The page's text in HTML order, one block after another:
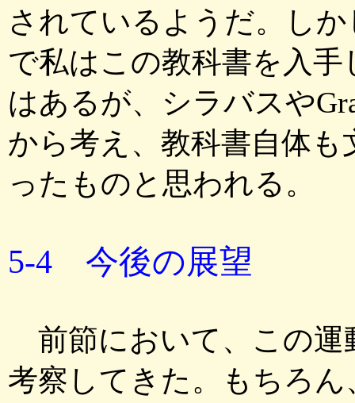
されているようだ。し
で私はこの教科書を入
はあるが、シラバスや
から考え、教科書自体
ったものと思われる。
5-4 今後の展望
前節において、この運
考察してきた。もちろ